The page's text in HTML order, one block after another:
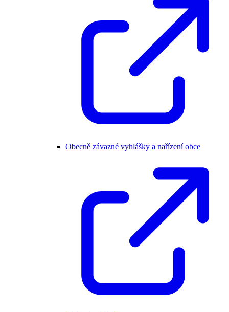
Obecně závazné vyhlášky a nařízení obce